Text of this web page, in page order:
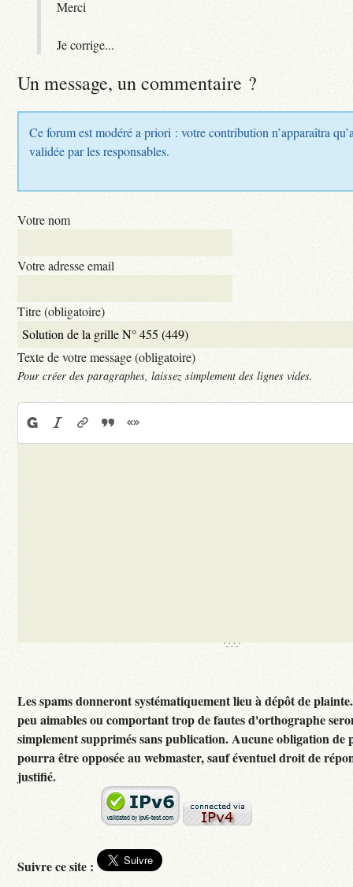
Merci
Je corrige...
Un message, un commentaire ?
Ce forum est modéré a priori : votre contribution n’apparaîtra
validée par les responsables.
Votre nom
Votre adresse email
Titre (obligatoire)
Texte de votre message (obligatoire)
Pour créer des paragraphes, laissez simplement des lignes vides.
Les spams donneront systématiquement lieu à dépôt de plainte.
peu aimables ou comportant trop de fautes d'orthographe
simplement supprimés sans publication. Aucune obligation de
pourra être opposée au webmaster, sauf éventuel droit de
justifié.
Suivre ce site :